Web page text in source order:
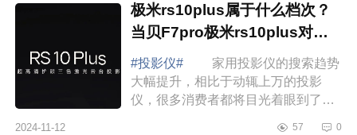
极米rs10plus属于什么档次？
当贝F7pro极米rs10plus对比
哪款值得入手
#投影仪#
家用投影仪的搜索趋势
大幅提升，相比于动辄上万的投影
仪，很多消费者都将目光着眼到了五
2024-11-12 57 0